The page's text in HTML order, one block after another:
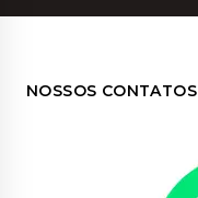
NOSSOS CONTATOS